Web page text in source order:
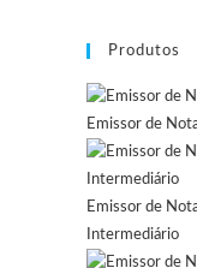
Produtos
Emissor de
Emissor de
Intermediário